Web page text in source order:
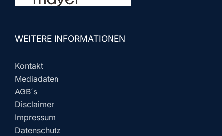
WEITERE INFORMATIONEN
Kontakt
Mediadaten
AGB´s
Disclaimer
Impressum
Datenschutz